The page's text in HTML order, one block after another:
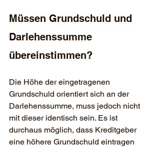
Müssen Grundschuld und
Darlehenssumme
übereinstimmen?
Die Höhe der eingetragenen
Grundschuld orientiert sich an der
Darlehenssumme, muss jedoch nicht
mit dieser identisch sein. Es ist
durchaus möglich, dass Kreditgeber
eine höhere Grundschuld eintragen